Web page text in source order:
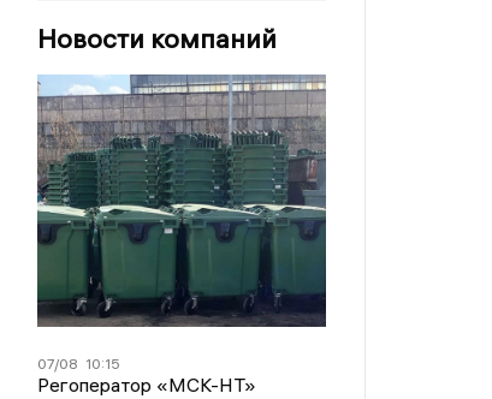
Новости компаний
07/08 10:15
Регоператор «МСК-НТ»